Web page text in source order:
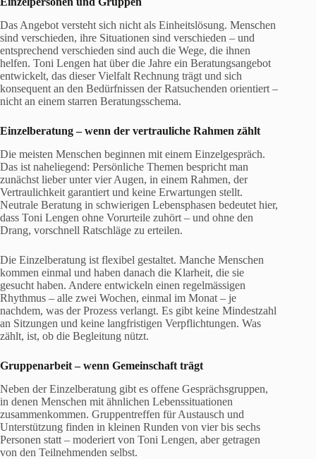
Das Angebot versteht sich nicht als Einheitslösung. Menschen
sind verschieden, ihre Situationen sind verschieden – und
entsprechend verschieden sind auch die Wege, die ihnen
helfen. Toni Lengen hat über die Jahre ein Beratungsangebot
entwickelt, das dieser Vielfalt Rechnung trägt und sich
konsequent an den Bedürfnissen der Ratsuchenden orientiert –
nicht an einem starren Beratungsschema.
Einzelberatung – wenn der vertrauliche Rahmen zählt
Die meisten Menschen beginnen mit einem Einzelgespräch.
Das ist naheliegend: Persönliche Themen bespricht man
zunächst lieber unter vier Augen, in einem Rahmen, der
Vertraulichkeit garantiert und keine Erwartungen stellt.
Neutrale Beratung in schwierigen Lebensphasen bedeutet hier,
dass Toni Lengen ohne Vorurteile zuhört – und ohne den
Drang, vorschnell Ratschläge zu erteilen.
Die Einzelberatung ist flexibel gestaltet. Manche Menschen
kommen einmal und haben danach die Klarheit, die sie
gesucht haben. Andere entwickeln einen regelmässigen
Rhythmus – alle zwei Wochen, einmal im Monat – je
nachdem, was der Prozess verlangt. Es gibt keine Mindestzahl
an Sitzungen und keine langfristigen Verpflichtungen. Was
zählt, ist, ob die Begleitung nützt.
Gruppenarbeit – wenn Gemeinschaft trägt
Neben der Einzelberatung gibt es offene Gesprächsgruppen,
in denen Menschen mit ähnlichen Lebenssituationen
zusammenkommen. Gruppentreffen für Austausch und
Unterstützung finden in kleinen Runden von vier bis sechs
Personen statt – moderiert von Toni Lengen, aber getragen
von den Teilnehmenden selbst.